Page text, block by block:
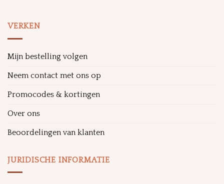
VERKEN
Mijn bestelling volgen
Neem contact met ons op
Promocodes & kortingen
Over ons
Beoordelingen van klanten
JURIDISCHE INFORMATIE